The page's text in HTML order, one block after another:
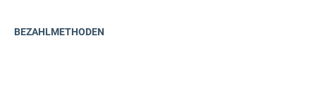
BEZAHLMETHODEN